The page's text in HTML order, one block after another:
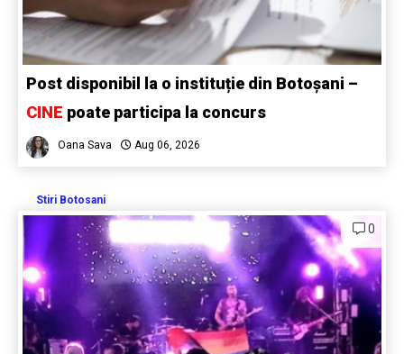
Post disponibil la o instituție din Botoșani –
CINE poate participa la concurs
Oana Sava Aug 06, 2026
Stiri Botosani
0